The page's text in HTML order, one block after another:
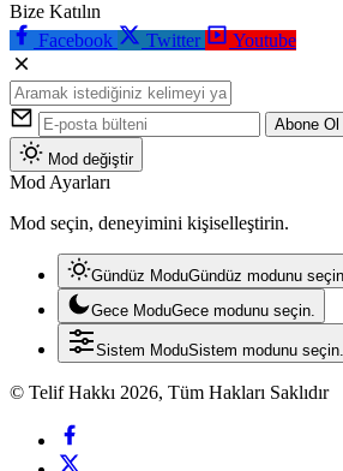
Bize Katılın
Facebook
Twitter Youtube
Abone Ol
Mod değiştir
Mod Ayarları
Mod seçin, deneyimini kişiselleştirin.
Gündüz ModuGündüz modunu
Gece ModuGece modunu seçin.
Sistem ModuSistem modunu seçin.
© Telif Hakkı 2026, Tüm Hakları Saklıdır